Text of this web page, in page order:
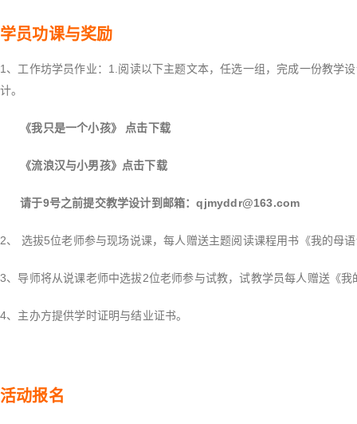
学员功课与奖励
1、工作坊学员作业：1.阅读以下主题文本，任选一组，完成一份教学
计。
《我只是一个小孩》 点击下载
《流浪汉与小男孩》点击下载
请于9号之前提交教学设计到邮箱：qjmyddr@163.com
2、 选拔5位老师参与现场说课，每人赠送主题阅读课程用书《我的母
3、导师将从说课老师中选拔2位老师参与试教，试教学员每人赠送《我
4、主办方提供学时证明与结业证书。
活动报名